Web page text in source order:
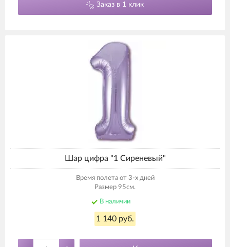
Заказ в 1 клик
Шар цифра "1 Сиреневый"
Время полета от 3-х дней
Размер 95см.
В наличии
1 140 руб.